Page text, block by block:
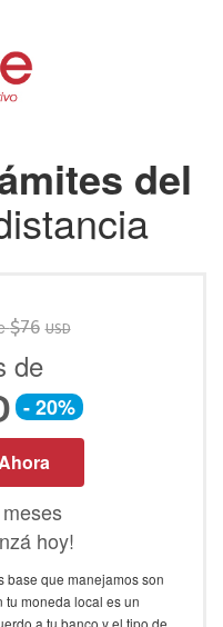
del
$76 USD
de
- 20%
hoy!
base que manejamos son
tu moneda local es un
a tu banco y el tipo de